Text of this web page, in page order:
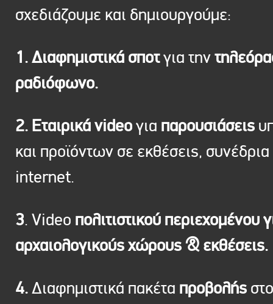
σχεδιάζουμε και δημιουργούμε:
1. Διαφημιστικά σποτγια την
ραδιόφωνο.
2. Εταιρικά videoγια παρουσιάσεις
και προϊόντων σε εκθέσεις, συνέδρια
internet.
3. Video πολιτιστικού περιεχομένου
αρχαιολογικούς χώρους & εκθέσεις.
4.Διαφημιστικά πακέτα προβολής στο